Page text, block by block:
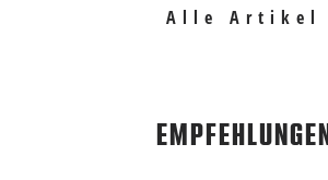
Alle Artikel
EMPFEHLUNGEN